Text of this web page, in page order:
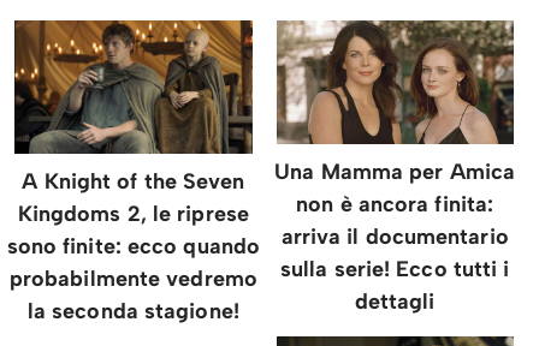
A Knight of the Seven
Kingdoms 2, le riprese
sono finite: ecco quando
probabilmente vedremo
la seconda stagione!
Una Mamma per Amica
non è ancora finita:
arriva il documentario
sulla serie! Ecco tutti i
dettagli